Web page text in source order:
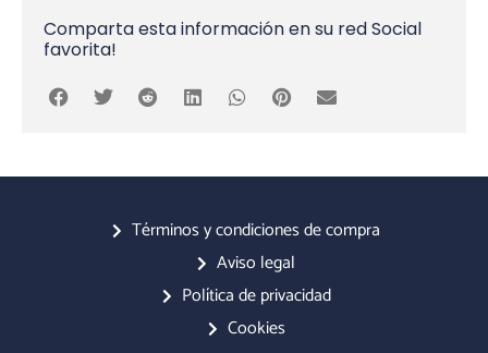
Comparta esta información en su red Social
favorita!
Términos y condiciones de compra
Aviso legal
Política de privacidad
Cookies